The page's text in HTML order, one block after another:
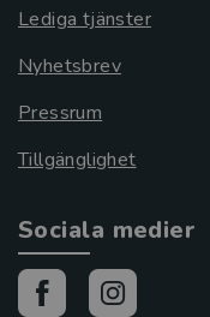
Lediga tjänster
Nyhetsbrev
Pressrum
Tillgänglighet
Sociala medier